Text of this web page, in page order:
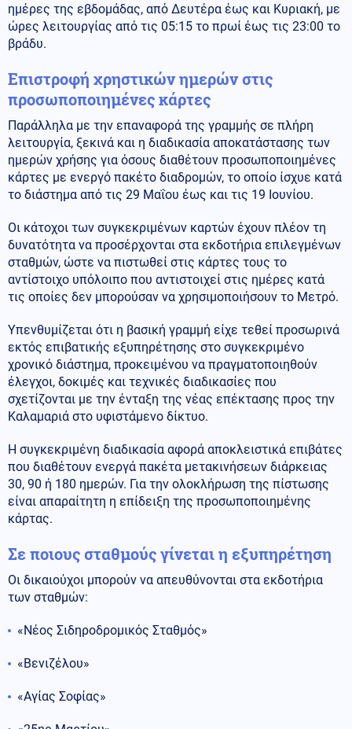
ημέρες της εβδομάδας, από Δευτέρα έως και Κυριακή, με
ώρες λειτουργίας από τις 05:15 το πρωί έως τις 23:00 το
βράδυ.
Επιστροφή χρηστικών ημερών στις
προσωποποιημένες κάρτες
Παράλληλα με την επαναφορά της γραμμής σε πλήρη
λειτουργία, ξεκινά και η διαδικασία αποκατάστασης των
ημερών χρήσης για όσους διαθέτουν προσωποποιημένες
κάρτες με ενεργό πακέτο διαδρομών, το οποίο ίσχυε κατά
το διάστημα από τις 29 Μαΐου έως και τις 19 Ιουνίου.
Οι κάτοχοι των συγκεκριμένων καρτών έχουν πλέον τη
δυνατότητα να προσέρχονται στα εκδοτήρια επιλεγμένων
σταθμών, ώστε να πιστωθεί στις κάρτες τους το
αντίστοιχο υπόλοιπο που αντιστοιχεί στις ημέρες κατά
τις οποίες δεν μπορούσαν να χρησιμοποιήσουν το Μετρό.
Υπενθυμίζεται ότι η βασική γραμμή είχε τεθεί προσωρινά
εκτός επιβατικής εξυπηρέτησης στο συγκεκριμένο
χρονικό διάστημα, προκειμένου να πραγματοποιηθούν
έλεγχοι, δοκιμές και τεχνικές διαδικασίες που
σχετίζονται με την ένταξη της νέας επέκτασης προς την
Καλαμαριά στο υφιστάμενο δίκτυο.
Η συγκεκριμένη διαδικασία αφορά αποκλειστικά επιβάτες
που διαθέτουν ενεργά πακέτα μετακινήσεων διάρκειας
30, 90 ή 180 ημερών. Για την ολοκλήρωση της πίστωσης
είναι απαραίτητη η επίδειξη της προσωποποιημένης
κάρτας.
Σε ποιους σταθμούς γίνεται η εξυπηρέτηση
Οι δικαιούχοι μπορούν να απευθύνονται στα εκδοτήρια
των σταθμών:
«Νέος Σιδηροδρομικός Σταθμός»
«Βενιζέλου»
«Αγίας Σοφίας»